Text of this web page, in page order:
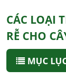
CÁC LOẠI
RỄ CHO
MỤC